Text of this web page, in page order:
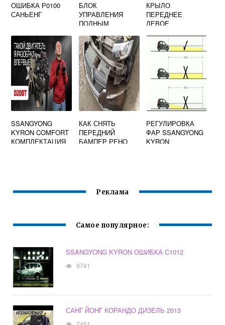
ОШИБКА Р0100
САНЬЕНГ
БЛОК
УПРАВЛЕНИЯ
ПОЛНЫМ
SSANGYONG
KYRON
КРЫЛО
ПЕРЕДНЕЕ
ЛЕВОЕ
KYRON
SSANGYONG
KYRON COMFORT
КОМПЛЕКТАЦИЯ
КАК СНЯТЬ
ПЕРЕДНИЙ
БАМПЕР РЕНО
РЕГУЛИРОВКА
ФАР SSANGYONG
KYRON
Реклама
Самое популярное:
SSANGYONG KYRON ОШИБКА C1012
9741
САНГ ЙОНГ КОРАНДО ДИЗЕЛЬ 2013